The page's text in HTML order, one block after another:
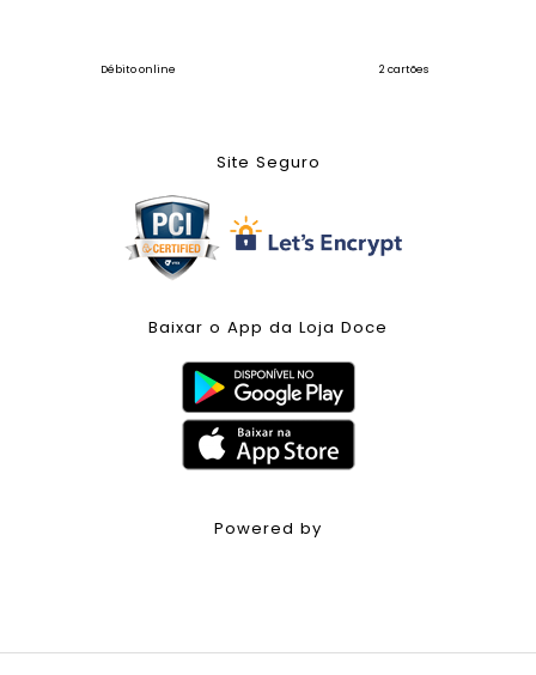
Débito online 2 cartões
Site Seguro
Baixar o App da Loja Doce
Powered by